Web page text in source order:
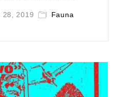
28, 2019 Fauna